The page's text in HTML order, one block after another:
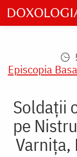
Skip
to
main
Episcopia
Soldații
pe
Varnița,